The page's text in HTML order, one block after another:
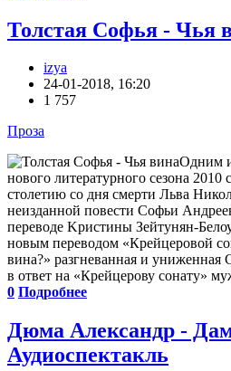
Толстая Софья - Чья
izya
24-01-2018, 16:20
1 757
Проза
Одним
нового литературного сезона
столетию со дня смерти Льва
неизданной повести Софьи
переводе Kристины Зейтунян-
новым переводом «Крейцеровой
вина?» разгневанная и униженная
в ответ на «Крейцерову сонату»
0 Подробнее
Дюма Александр -
Аудиоспектакль